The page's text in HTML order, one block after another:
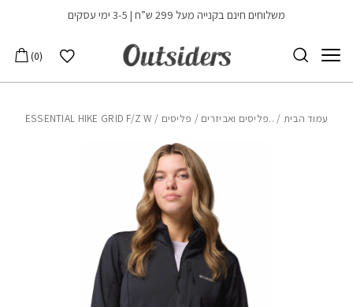
Skip to Contentמשלוחים חינם בקנייה מעל 299 ש”ח | 3-5 ימי עסקים
הרשימה שלי
0
עמוד הבית / ..פליסים ואביזרים / פליסים / ESSENTIAL HIKE GRID F/Z W